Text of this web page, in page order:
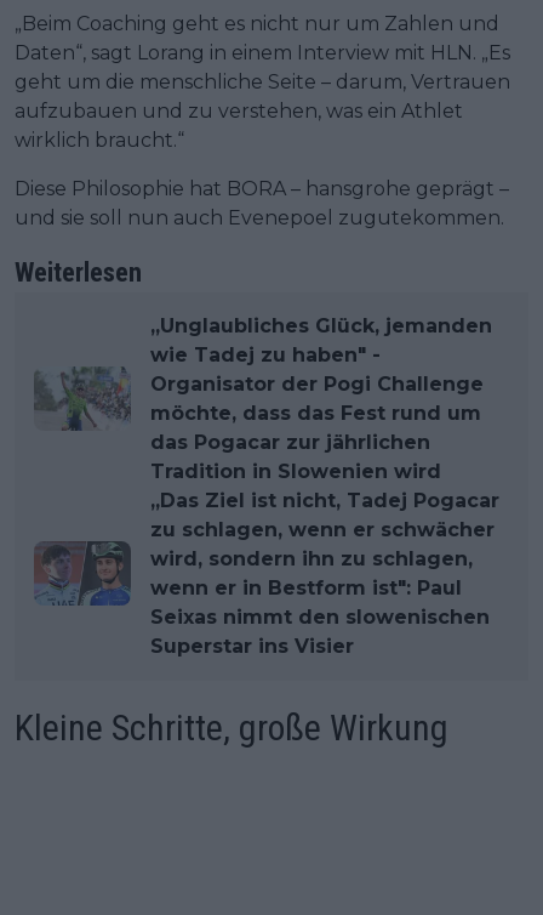
„Beim Coaching geht es nicht nur um Zahlen und
Daten“, sagt Lorang in einem Interview mit HLN. „Es
geht um die menschliche Seite – darum, Vertrauen
aufzubauen und zu verstehen, was ein Athlet
wirklich braucht.“
Diese Philosophie hat BORA – hansgrohe geprägt –
und sie soll nun auch Evenepoel zugutekommen.
Weiterlesen
„Unglaubliches Glück, jemanden
wie Tadej zu haben" -
Organisator der Pogi Challenge
möchte, dass das Fest rund um
das Pogacar zur jährlichen
Tradition in Slowenien wird
„Das Ziel ist nicht, Tadej Pogacar
zu schlagen, wenn er schwächer
wird, sondern ihn zu schlagen,
wenn er in Bestform ist": Paul
Seixas nimmt den slowenischen
Superstar ins Visier
Kleine Schritte, große Wirkung